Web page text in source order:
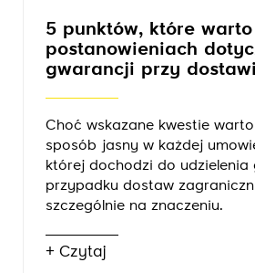
5 punktów, które
postanowieniach
gwarancji przy
Choć wskazane kwestie
sposób jasny w każdej
której dochodzi do
przypadku dostaw
szczególnie na znaczeniu.
+ Czytaj